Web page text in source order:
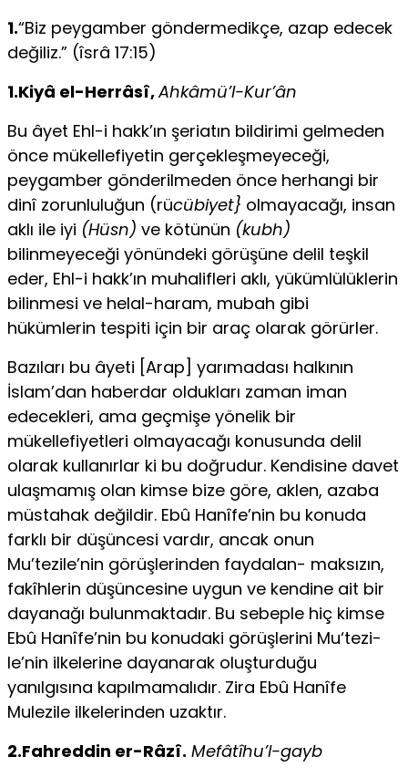
1.“Biz peygamber göndermedikçe, azap edecek
değiliz.” (îsrâ 17:15)
1.Kiyâ el-Herrâsî,Ahkâmü’l-Kur’ân
Bu âyet Ehl-i hakk’ın şeriatın bildirimi gelmeden
önce mükellefiyetin gerçekleş­meyeceği,
peygamber gönderilmeden önce herhangi bir
dinî zorunluluğun (rücübiyet} olmayacağı, insan
aklı ile iyi (Hüsn) ve kötünün (kubh)
bilinmeyeceği yönündeki görüşüne delil teşkil
eder, Ehl-i hakk’ın muhalifleri aklı, yükümlü­lüklerin
bilinmesi ve helal-haram, mubah gibi
hükümlerin tespiti için bir araç olarak görürler.
Bazıları bu âyeti [Arap] yarımadası halkının
İslam’dan haberdar oldukları zaman iman
edecekleri, ama geçmişe yönelik bir
mükellefiyetleri olmayacağı konusunda delil
olarak kullanırlar ki bu doğrudur. Kendisine davet
ulaşmamış olan kimse bize göre, aklen, azaba
müstahak değildir. Ebû Hanîfe’nin bu konuda
farklı bir düşüncesi vardır, ancak onun
Mu’tezile’nin görüşlerinden faydalan- maksızın,
fakîhlerin düşüncesine uygun ve kendine ait bir
dayanağı bulunmak­tadır. Bu sebeple hiç kimse
Ebû Hanîfe’nin bu konudaki görüşlerini Mu‘tezi-
le’nin ilkelerine dayanarak oluşturduğu
yanılgısına kapılmamalıdır. Zira Ebû Hanîfe
Mulezile ilkelerinden uzaktır.
2.Fahreddin er-Râzî. Mefâtîhu’l-gayb